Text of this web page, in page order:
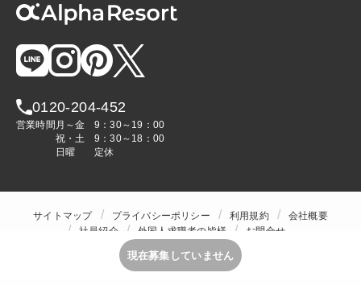
0120-204-452
営業時間 月～金
9：30～19：00
祝・土
9：30～18：00
日曜
定休
サイトマップ プライバシーポリシー 利用規約
会社概要
社員紹介
外国人求職者の皆様
お問合せ
現在募集していません